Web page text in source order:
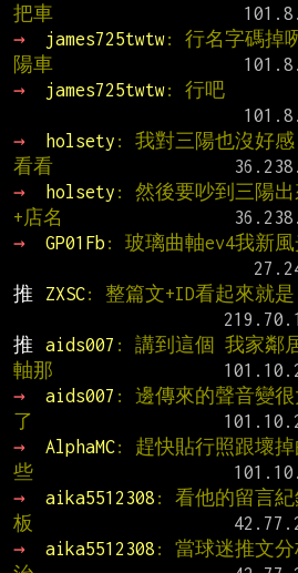
把車
→
james725twtw: 行名字碼掉
陽車
→
james725twtw: 行吧
→
holsety : 我對三陽也沒好感
看看
→
holsety : 然後要吵到三陽出
+店名
→
GP01Fb : 玻璃曲軸ev4我新
推
ZXSC: 整篇文+ID看起來就
推
aids007 : 講到這個 我家鄰
軸那
→
aids007 : 邊傳來的聲音變
了
→
AlphaMC: 趕快貼行照跟壞掉
些
→
aika5512308 : 看他的留言紀
板
→
aika5512308 : 當球迷推文分